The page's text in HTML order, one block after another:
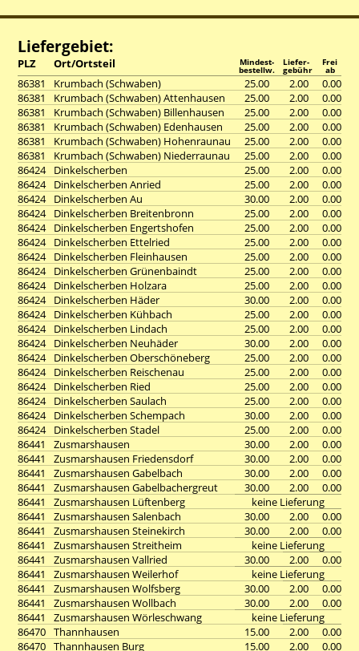
Liefergebiet:
PLZ Ort/Ortsteil Mindest-
bestellw.
Liefer-
gebühr
Frei
ab
86381 Krumbach (Schwaben) 25.00 2.00
0.00
86381
Krumbach (Schwaben) Attenhausen 25.00 2.00
0.00
86381
Krumbach (Schwaben) Billenhausen 25.00 2.00
0.00
86381
Krumbach (Schwaben) Edenhausen 25.00 2.00
0.00
86381
Krumbach (Schwaben) Hohenraunau 25.00 2.00
0.00
86381
Krumbach (Schwaben) Niederraunau 25.00 2.00
0.00
86424
Dinkelscherben 25.00 2.00
0.00
86424
Dinkelscherben Anried 25.00 2.00
0.00
86424
Dinkelscherben Au 30.00 2.00
0.00
86424
Dinkelscherben Breitenbronn 25.00 2.00
0.00
86424
Dinkelscherben Engertshofen 25.00 2.00
0.00
86424
Dinkelscherben Ettelried 25.00 2.00
0.00
86424
Dinkelscherben Fleinhausen 25.00 2.00
0.00
86424
Dinkelscherben Grünenbaindt 25.00 2.00
0.00
86424
Dinkelscherben Holzara 25.00 2.00
0.00
86424
Dinkelscherben Häder 30.00 2.00
0.00
86424
Dinkelscherben Kühbach 25.00 2.00
0.00
86424
Dinkelscherben Lindach 25.00 2.00
0.00
86424
Dinkelscherben Neuhäder 30.00 2.00
0.00
86424
Dinkelscherben Oberschöneberg 25.00 2.00
0.00
86424
Dinkelscherben Reischenau 25.00 2.00
0.00
86424
Dinkelscherben Ried 25.00 2.00
0.00
86424
Dinkelscherben Saulach 25.00 2.00
0.00
86424
Dinkelscherben Schempach 30.00 2.00
0.00
86424
Dinkelscherben Stadel 25.00 2.00
0.00
86441
Zusmarshausen 30.00 2.00
0.00
86441
Zusmarshausen Friedensdorf 30.00 2.00
0.00
86441
Zusmarshausen Gabelbach 30.00 2.00
0.00
86441
Zusmarshausen Gabelbachergreut 30.00 2.00
0.00
86441
Zusmarshausen Lüftenberg
keine Lieferung
86441
Zusmarshausen Salenbach 30.00 2.00
0.00
86441
Zusmarshausen Steinekirch 30.00 2.00
0.00
86441
Zusmarshausen Streitheim
keine Lieferung
86441
Zusmarshausen Vallried 30.00 2.00
0.00
86441
Zusmarshausen Weilerhof
keine Lieferung
86441
Zusmarshausen Wolfsberg 30.00 2.00
0.00
86441
Zusmarshausen Wollbach 30.00 2.00
0.00
86441
Zusmarshausen Wörleschwang
keine Lieferung
86470 Thannhausen 15.00 2.00
0.00
86470 Thannhausen Burg 15.00 2.00
0.00